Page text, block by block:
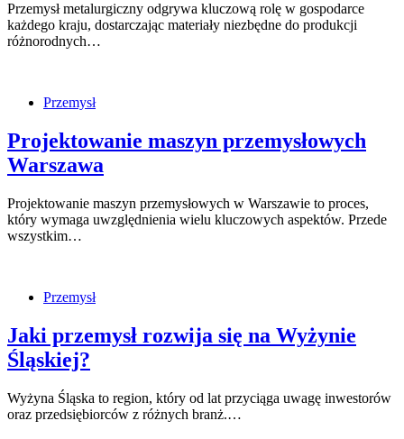
Przemysł metalurgiczny odgrywa kluczową rolę w gospodarce
każdego kraju, dostarczając materiały niezbędne do produkcji
różnorodnych…
Przemysł
Projektowanie maszyn przemysłowych
Warszawa
Projektowanie maszyn przemysłowych w Warszawie to proces,
który wymaga uwzględnienia wielu kluczowych aspektów. Przede
wszystkim…
Przemysł
Jaki przemysł rozwija się na Wyżynie
Śląskiej?
Wyżyna Śląska to region, który od lat przyciąga uwagę inwestorów
oraz przedsiębiorców z różnych branż.…